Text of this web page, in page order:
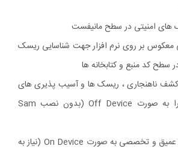
امنیتی در سطح مانیفست
معکوس بر روی نرم افزار جهت شناسایی ریسک
سطح کد منبع و کتابخانه ها
کشف ناهنجاری ، ریسک ها و آسیب پذیری های
نرم افزار در زمان اجرا به صورت Off Device (بدون نصب Sam
• تحلیل پویا به صورت عمیق و تخصصی به صورت On Device (نیاز به